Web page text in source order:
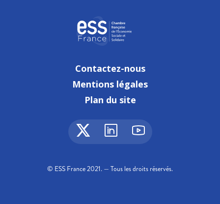
Contactez-nous
Mentions légales
Plan du site
© ESS France 2021. — Tous les droits réservés.